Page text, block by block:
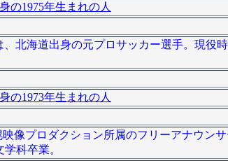
の1975年生まれの人
北海道出身の元プロサッカー選手。現役
の1973年生まれの人
像プロダクション所属のフリーアナウン
科卒業。